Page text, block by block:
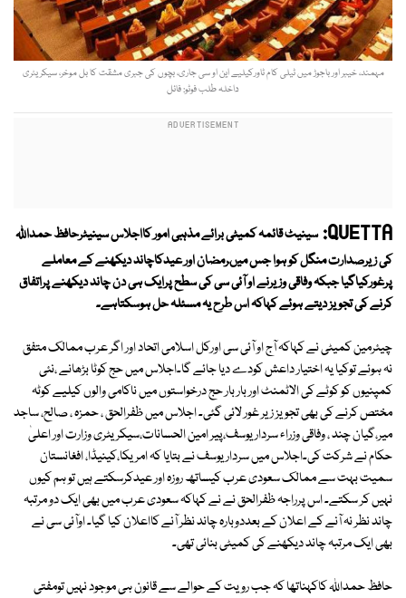
مہمند، خیبر اور باجوڑ میں ٹیلی کام ٹاورکیلیے این او سی جاری، بچوں کی جبری مشقت کا بل موخر، سیکریٹری
داخلہ طلب فوٹو: فائل
QUETTA: سینیٹ قائمہ کمیٹی برائے مذہبی امور کااجلاس سینیٹرحافظ حمداللہ
کی زیرصدارت منگل کو ہوا جس میںرمضان اور عیدکاچاند دیکھنے کے معاملے
پرغورکیاگیا جبکہ وفاقی وزیرنے او آئی سی کی سطح پرایک ہی دن چاند دیکھنے پراتفاق
کرنے کی تجویز دیتے ہوئے کہاکہ اس طرح یہ مسئلہ حل ہوسکتاہے۔
چیئرمین کمیٹی نے کہاکہ آج او آئی سی اورکل اسلامی اتحاد اور اگر عرب ممالک متفق
نہ ہوئے توکیا یہ اختیار داعش کودے دیا جائے گا۔اجلاس میں حج کوٹا بڑھانے ،نئی
کمپنیوں کو کوٹے کی الاٹمنٹ اور بار بار حج درخواستوں میں ناکامی والوں کیلیے کوٹہ
مختص کرنے کی بھی تجویز زیر غور لائی گئی۔ اجلاس میں ظفرالحق ، حمزہ ، صالح، ساجد
میر،گیان چند ، وفاقی وزراء سرداریوسف،پیر امین الحسانات،سیکریٹری وزارت اور اعلیٰ
حکام نے شرکت کی۔اجلاس میں سرداریوسف نے بتایا کہ امریکا،کینیڈا، افغانستان
سمیت بہت سے ممالک سعودی عرب کیساتھ روزہ اور عیدکرسکتے ہیں تو ہم کیوں
نہیں کر سکتے۔ اس پرراجہ ظفرالحق نے نے کہاکہ سعودی عرب میں بھی ایک دو مرتبہ
چاند نظر نہ آنے کے اعلان کے بعددوبارہ چاند نظر آنے کااعلان کیا گیا۔ اوآئی سی نے
بھی ایک مرتبہ چاند دیکھنے کی کمیٹی بنائی تھی۔
حافظ حمداللہ کاکہناتھا کہ جب رویت کے حوالے سے قانون ہی موجود نہیں تومفتی